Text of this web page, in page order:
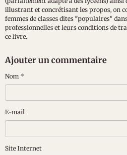
illustrant et concrétisant les propos, on
femmes de classes dites "populaires"
professionnelles et leurs conditions de
ce livre.
Ajouter un commentaire
Nom
E-mail
Site Internet